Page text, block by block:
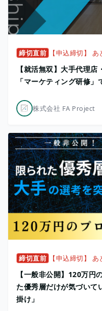
締切直前 【申込締切】 あ
【就活無双】大手代理
「マーケティング研修
株式会社 FA Project
締切直前 【申込締切】 あ
【一般非公開】120万円
た優秀層だけが気づいて
掛け」